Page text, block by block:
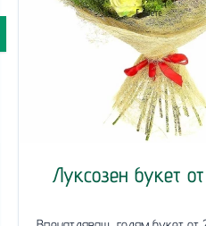
Луксозен букет